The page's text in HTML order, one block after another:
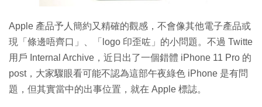
Apple 產品予人簡約又精確的觀感，不會像其他電子產品或
現「條邊唔齊口」、「logo 印歪咗」的小問題。不過 Twitte
用戶 Internal Archive，近日出了一個錯體 iPhone 11 Pro 的
post，大家驟眼看可能不認為這部午夜綠色 iPhone 是有問
題，但其實當中的出事位置，就在 Apple 標誌。